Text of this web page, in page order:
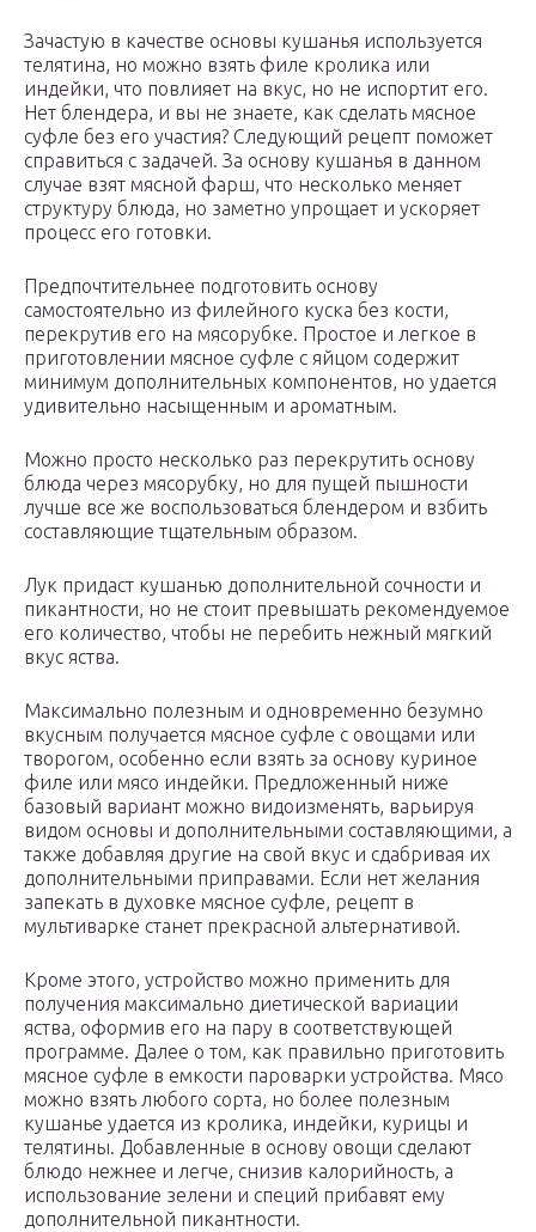
Зачастую в качестве основы кушанья используется
телятина, но можно взять филе кролика или
индейки, что повлияет на вкус, но не испортит его.
Нет блендера, и вы не знаете, как сделать мясное
суфле без его участия? Следующий рецепт поможет
справиться с задачей. За основу кушанья в данном
случае взят мясной фарш, что несколько меняет
структуру блюда, но заметно упрощает и ускоряет
процесс его готовки.
Предпочтительнее подготовить основу
самостоятельно из филейного куска без кости,
перекрутив его на мясорубке. Простое и легкое в
приготовлении мясное суфле с яйцом содержит
минимум дополнительных компонентов, но удается
удивительно насыщенным и ароматным.
Можно просто несколько раз перекрутить основу
блюда через мясорубку, но для пущей пышности
лучше все же воспользоваться блендером и взбить
составляющие тщательным образом.
Лук придаст кушанью дополнительной сочности и
пикантности, но не стоит превышать рекомендуемое
его количество, чтобы не перебить нежный мягкий
вкус яства.
Максимально полезным и одновременно безумно
вкусным получается мясное суфле с овощами или
творогом, особенно если взять за основу куриное
филе или мясо индейки. Предложенный ниже
базовый вариант можно видоизменять, варьируя
видом основы и дополнительными составляющими, а
также добавляя другие на свой вкус и сдабривая их
дополнительными приправами. Если нет желания
запекать в духовке мясное суфле, рецепт в
мультиварке станет прекрасной альтернативой.
Кроме этого, устройство можно применить для
получения максимально диетической вариации
яства, оформив его на пару в соответствующей
программе. Далее о том, как правильно приготовить
мясное суфле в емкости пароварки устройства. Мясо
можно взять любого сорта, но более полезным
кушанье удается из кролика, индейки, курицы и
телятины. Добавленные в основу овощи сделают
блюдо нежнее и легче, снизив калорийность, а
использование зелени и специй прибавят ему
дополнительной пикантности.